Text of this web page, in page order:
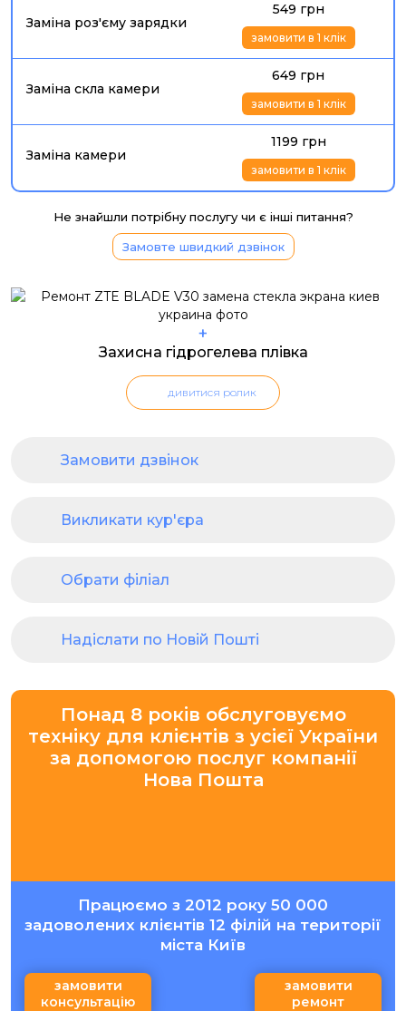
Заміна роз'єму зарядки
549 грн
замовити в 1 клік
Заміна скла камери
649 грн
замовити в 1 клік
Заміна камери
1199 грн
замовити в 1 клік
Не знайшли потрібну послугу чи є інші питання?
Замовте швидкий дзвінок
+
Захисна гідрогелева плівка
дивитися ролик
Замовити дзвінок
Викликати кур'єра
Обрати філіал
Надіслати по Новій Пошті
Понад 8 років обслуговуємо
техніку для клієнтів з усієї України
за допомогою послуг компанії
Нова Пошта
Працюємо з 2012 року 50 000
задоволених клієнтів 12 філій на території
міста Київ
замовити
консультацію
замовити
ремонт